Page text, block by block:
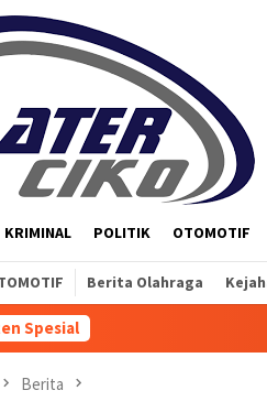
KRIMINAL POLITIK OTOMOTIF
Berita Olahraga
Spesial
Berita